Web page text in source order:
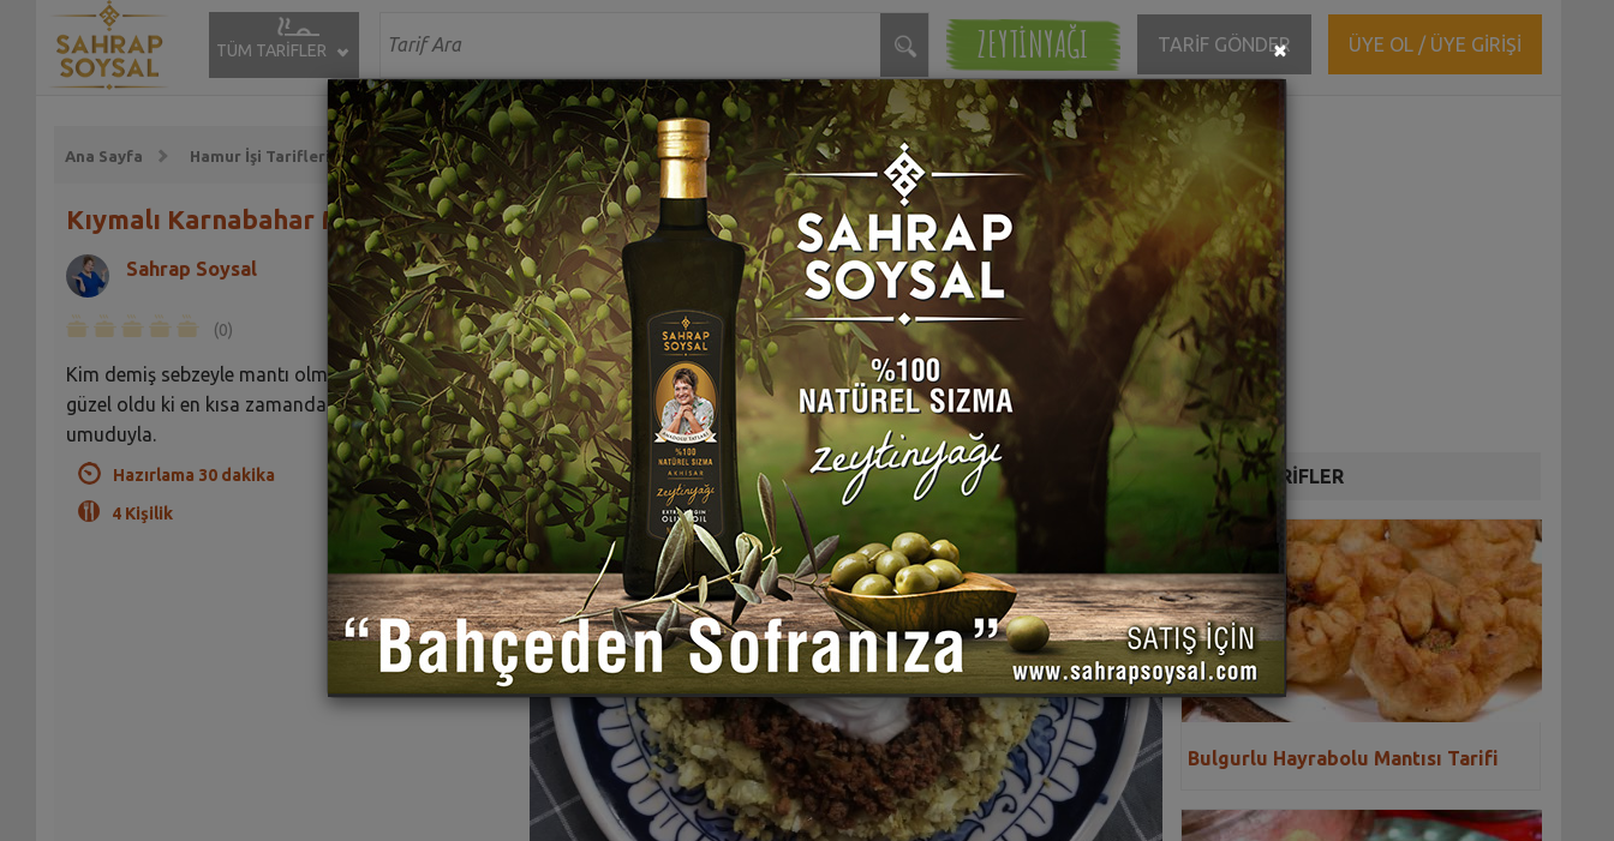
TÜM TARİFLER ZEYTİNYAĞI TARİF GÖNDER ÜYE OL / ÜYE GİRİŞİ
Ana Sayfa Hamur İşi Tarifleri Mantı Tarifleri
Kıymalı Karnabahar Mantısı Tarifi
Sahrap Soysal
(0)
Kim demiş sebzeyle mantı olmaz diye? O kadar da
güzel oldu ki en kısa zamanda sizlerin de denemeniz
umuduyla.
Hazırlama 30 dakika
4 Kişilik
DİĞER TARİFLER
Bulgurlu Hayrabolu Mantısı Tarifi
×Close